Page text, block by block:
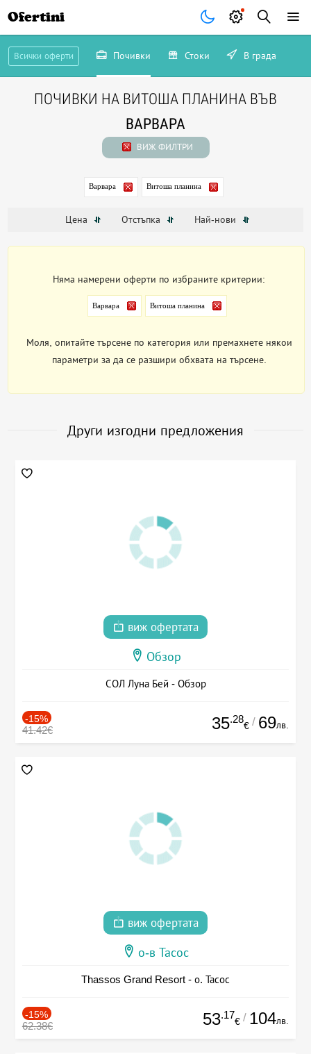
Ofertini
Всички оферти Почивки Стоки В града
ПОЧИВКИ НА ВИТОША ПЛАНИНА ВЪВ
ВАРВАРА
ВИЖ ФИЛТРИ
Варвара Витоша планина
Цена Отстъпка Най-нови
Няма намерени оферти по избраните критерии:
Варвара Витоша планина
Моля, опитайте търсене по категория или премахнете някои
параметри за да се разшири обхвата на търсене.
Други изгодни предложения
виж офертата
Обзор
СОЛ Луна Бей - Обзор
-15%
41.42€ 35.28
€ / 69лв.
виж офертата
о-в Тасос
Thassos Grand Resort - о. Тасос
-15%
62.38€ 53.17
€ / 104лв.